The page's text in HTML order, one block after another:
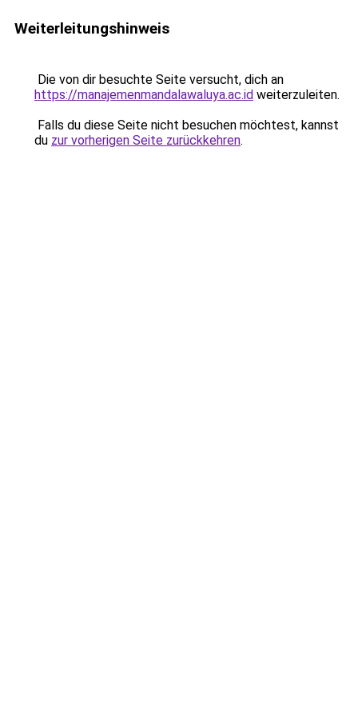
Weiterleitungshinweis
Die von dir besuchte Seite versucht, dich an
https://manajemenmandalawaluya.ac.id weiterzuleiten.
Falls du diese Seite nicht besuchen möchtest, kannst
du zur vorherigen Seite zurückkehren.